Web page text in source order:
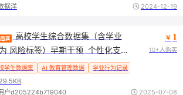
据洋
2024-12-19
高校学生综合数据集（含学业
风险标签）早期干预  个性化支持
适配
学生数据集 AI 教育管理数据 学业行为记录
29.5KB
户d205224b719040
￥ 1
10+人购买
2025-07-08